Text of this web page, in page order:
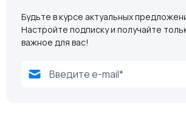
Будьте в курсе актуальных
Настройте подписку и получайте
важное для вас!